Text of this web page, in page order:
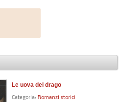
Le uova del drago
Categoria: Romanzi storici